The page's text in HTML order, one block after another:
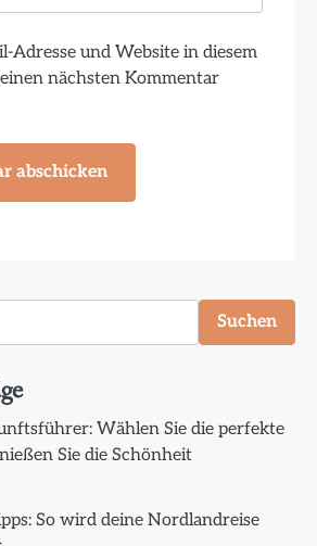
Adresse und Website in diesem
nächsten Kommentar
Suchen
Wählen Sie die perfekte
Sie die Schönheit
So wird deine Nordlandreise